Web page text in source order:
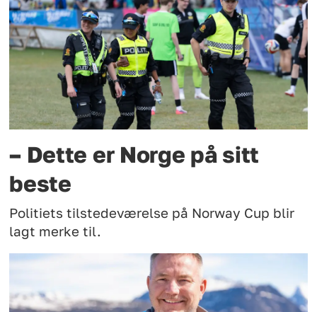
– Dette er Norge på sitt
beste
Politiets tilstedeværelse på Norway Cup blir
lagt merke til.